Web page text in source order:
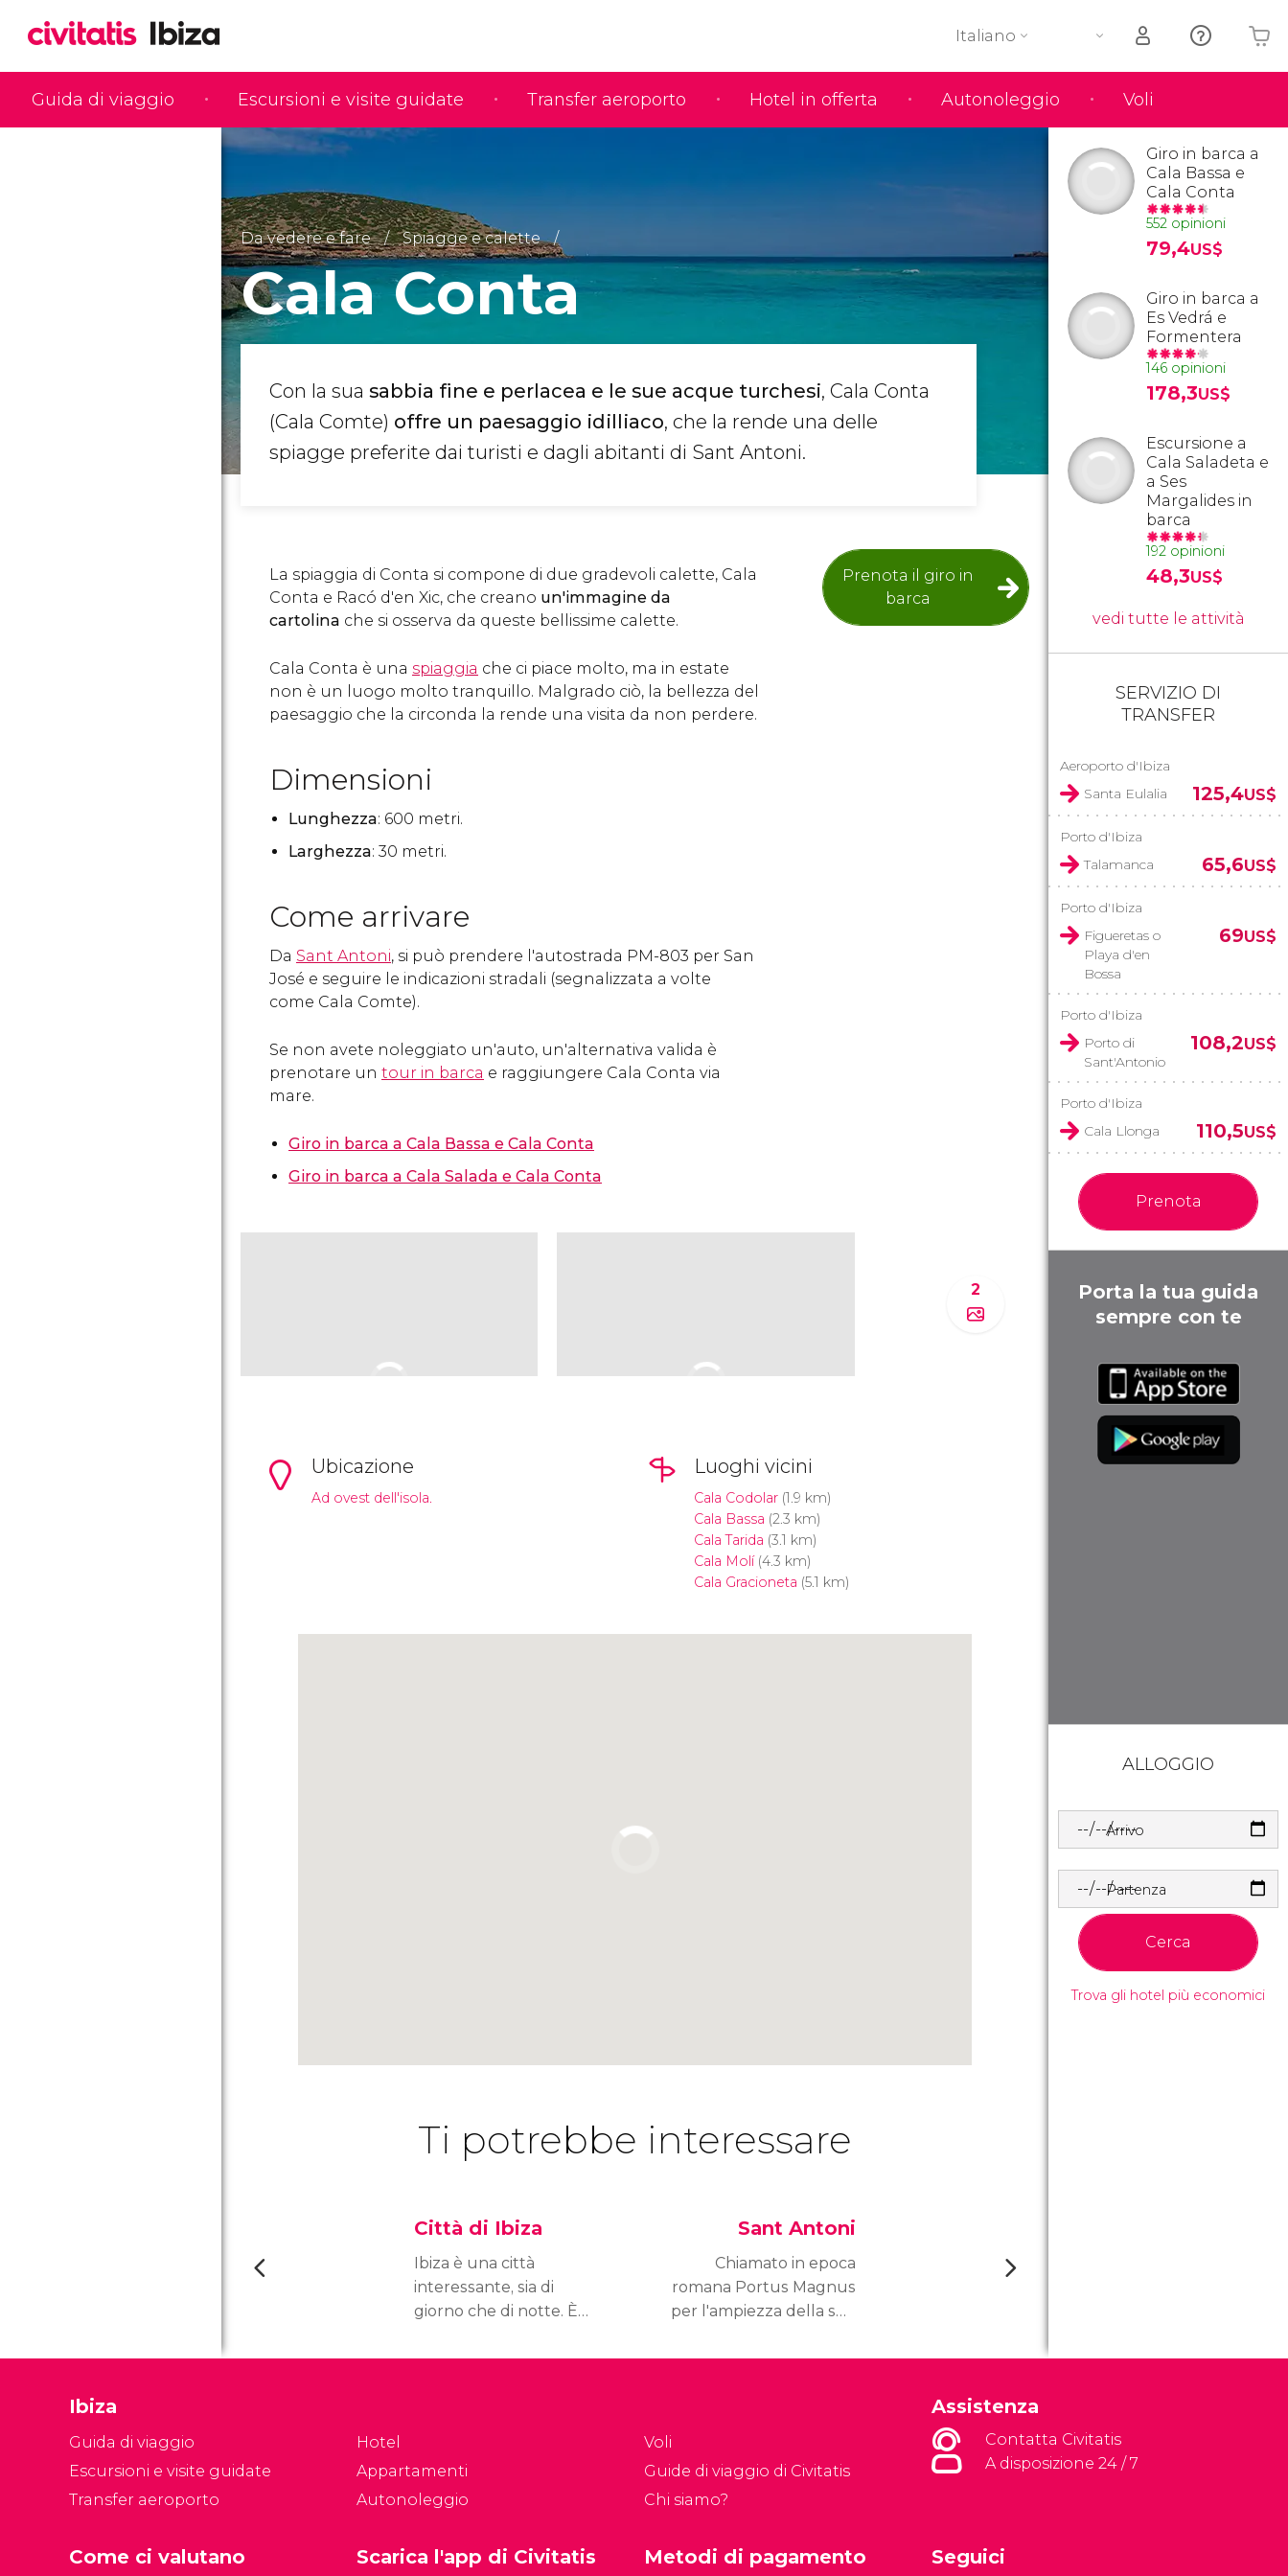
Guida di viaggio Escursioni e visite guidate Transfer aeroporto Hotel in offerta Autonoleggio Voli
Italiano
Il tuo carrello è vuoto
Da vedere e fare Spiagge e calette
Cala Conta
Con la sua sabbia fine e perlacea e le sue acque turchesi, Cala Conta
(Cala Comte) offre un paesaggio idilliaco, che la rende una delle
spiagge preferite dai turisti e dagli abitanti di Sant Antoni.
Prenota il giro in
barca
La spiaggia di Conta si compone di due gradevoli calette, Cala
Conta e Racó d'en Xic, che creano un'immagine da
cartolina che si osserva da queste bellissime calette.
Cala Conta è una spiaggia che ci piace molto, ma in estate
non è un luogo molto tranquillo. Malgrado ciò, la bellezza del
paesaggio che la circonda la rende una visita da non perdere.
Dimensioni
Lunghezza: 600 metri.
Larghezza: 30 metri.
Come arrivare
Da Sant Antoni, si può prendere l'autostrada PM-803 per San
José e seguire le indicazioni stradali (segnalizzata a volte
come Cala Comte).
Se non avete noleggiato un'auto, un'alternativa valida è
prenotare un tour in barca e raggiungere Cala Conta via
mare.
Giro in barca a Cala Bassa e Cala Conta
Giro in barca a Cala Salada e Cala Conta
2
Ubicazione
Ad ovest dell'isola.
Luoghi vicini
Cala Codolar(1.9 km)
Cala Bassa (2.3 km)
Cala Tarida (3.1 km)
Cala Molí(4.3 km)
Cala Gracioneta (5.1 km)
Ti potrebbe interessare
Città di Ibiza
Ibiza è una città
interessante, sia di
giorno che di notte. È
affascinante, in cui le
Sant Antoni
Chiamato in epoca
romana Portus Magnus
per l'ampiezza della sua
Portmany è un
turistiche d'Ibiza.
Giro in barca a
Cala Bassa e
Cala Conta
552 opinioni
79,4US$
Giro in barca a
Es Vedrá e
Formentera
146 opinioni
178,3US$
Escursione a
Cala Saladeta e
a Ses
Margalides in
barca
192 opinioni
48,3US$
vedi tutte le attività
SERVIZIO DI
TRANSFER
Aeroporto d'Ibiza
Santa Eulalia
125,4US$
Porto d'Ibiza
Talamanca
65,6US$
Porto d'Ibiza
Figueretas o
Playa d'en
Bossa
69US$
Porto d'Ibiza
Porto di
Sant'Antonio
108,2US$
Porto d'Ibiza
Cala Llonga
110,5US$
Prenota
Porta la tua guida
sempre con te
ALLOGGIO
Arrivo
Partenza
Cerca
Trova gli hotel più economici
Ibiza
Guida di viaggio
Escursioni e visite guidate
Transfer aeroporto
Hotel
Appartamenti
Autonoleggio
Voli
Guide di viaggio di Civitatis
Chi siamo?
Assistenza
Contatta Civitatis
A disposizione 24 / 7
Come ci valutano Seguici
Scarica l'app di Civitatis Metodi di pagamento